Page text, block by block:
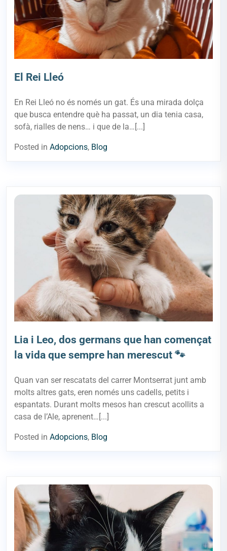
El Rei Lleó
En Rei Lleó no és només un gat. És una mirada dolça
que busca entendre què ha passat, un dia tenia casa,
sofà, rialles de nens… i que de la…[...]
Posted in Adopcions, Blog
Lia i Leo, dos germans que han començat
la vida que sempre han merescut 🐾
Quan van ser rescatats del carrer Montserrat junt amb
molts altres gats, eren només uns cadells, petits i
espantats. Durant molts mesos han crescut acollits a
casa de l’Ale, aprenent…[...]
Posted in Adopcions, Blog